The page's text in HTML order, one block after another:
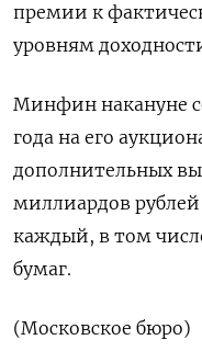
премии к
уровням
Минфин накануне
года на его
дополнительных
миллиардов
каждый, в том
бумаг.
(Московское бюро)